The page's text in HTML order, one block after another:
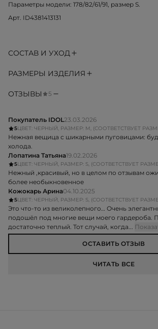
Параметры модели: 178/82/61/91, размер S.
Арт. ID4381413131
СОСТАВ И УХОД
РАЗМЕРЫ ИЗДЕЛИЯ
ОТЗЫВЫ 5
Покупатель IDOL23.03.2026
5ЦВЕТ: ЧЕРНЫЙ, РАЗМЕР: M, (СООТВЕТСТВУЕТ
Нежная вещица с шикарными пуговицами:
холода.
Лопатина Татьяна19.02.2026
5ЦВЕТ: ЧЕРНЫЙ, РАЗМЕР: S, (СООТВЕТСТВУЕТ
Нежный ,красивый, но в целом по отзывам
более необыкновенное
Кожокарь Арина04.10.2025
5ЦВЕТ: ЧЕРНЫЙ, РАЗМЕР: S, (СООТВЕТСТВУЕТ
Это что-то из великолепного… Очень
подошёл под многие вещи моего гардероба.
достаточно теплый. Тот случай, когда...
ОСТАВИТЬ ОТЗЫВ
ЧИТАТЬ ВСЕ